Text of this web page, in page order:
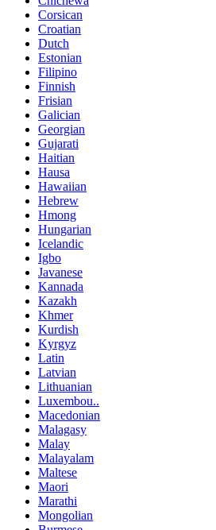
Corsican
Croatian
Dutch
Estonian
Filipino
Finnish
Frisian
Galician
Georgian
Gujarati
Haitian
Hausa
Hawaiian
Hebrew
Hmong
Hungarian
Icelandic
Igbo
Javanese
Kannada
Kazakh
Khmer
Kurdish
Kyrgyz
Latin
Latvian
Lithuanian
Luxembou..
Macedonian
Malagasy
Malay
Malayalam
Maltese
Maori
Marathi
Mongolian